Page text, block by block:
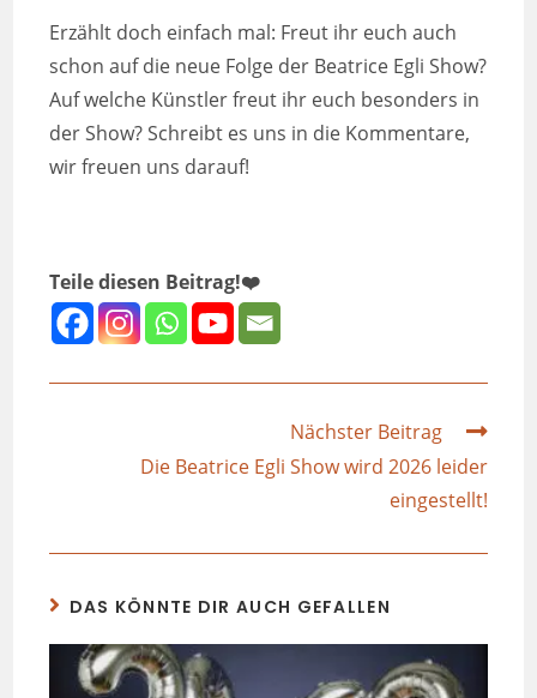
Erzählt doch einfach mal: Freut ihr euch auch
schon auf die neue Folge der Beatrice Egli Show?
Auf welche Künstler freut ihr euch besonders in
der Show? Schreibt es uns in die Kommentare,
wir freuen uns darauf!
Teile diesen Beitrag!❤️
Nächster Beitrag
Die Beatrice Egli Show wird 2026 leider
eingestellt!
DAS KÖNNTE DIR AUCH GEFALLEN